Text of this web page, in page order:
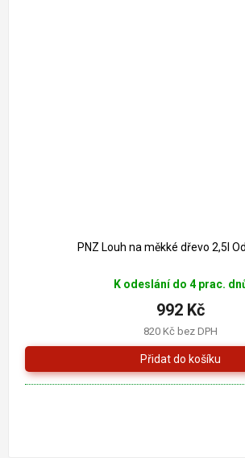
PNZ Louh na měkké dřevo 2,5l
K odeslání do 4 prac.
820 Kč bez DPH
992 Kč